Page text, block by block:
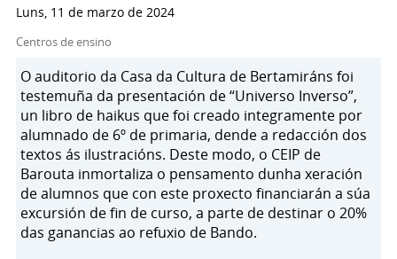
Luns, 11 de marzo de 2024
Centros de ensino
O auditorio da Casa da Cultura de Bertamiráns foi
testemuña da presentación de “Universo Inverso”,
un libro de haikus que foi creado integramente por
alumnado de 6º de primaria, dende a redacción dos
textos ás ilustracións. Deste modo, o CEIP de
Barouta inmortaliza o pensamento dunha xeración
de alumnos que con este proxecto financiarán a súa
excursión de fin de curso, a parte de destinar o 20%
das ganancias ao refuxio de Bando.